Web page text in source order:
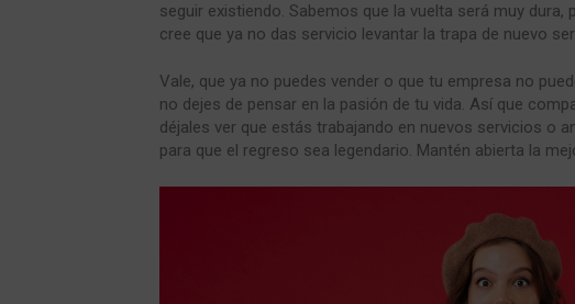
seguir existiendo. Sabemos que la vuelta será muy
cree que ya no das servicio levantar la trapa de nuevo
Vale, que ya no puedes vender o que tu empresa no
no dejes de pensar en la pasión de tu vida. Así que
déjales ver que estás trabajando en nuevos servicios o
para que el regreso sea legendario. Mantén abierta la